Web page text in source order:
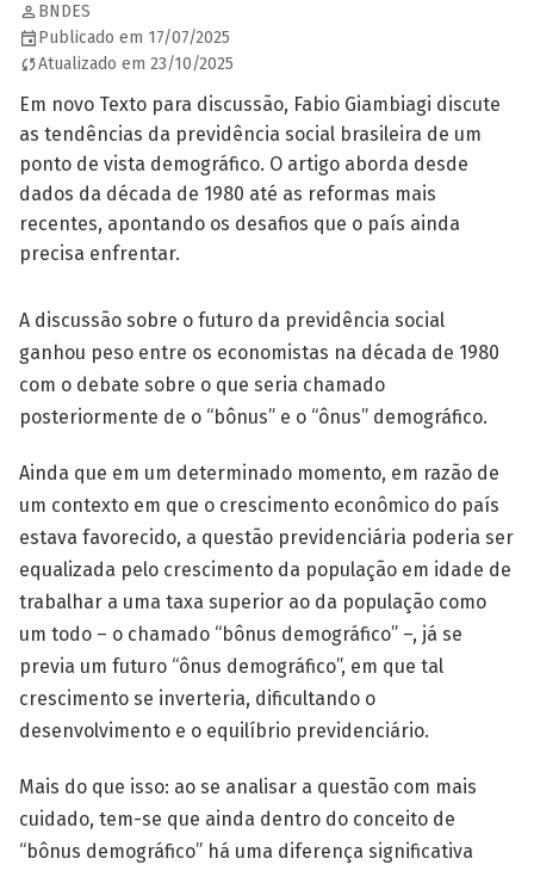
BNDES
Publicado em 17/07/2025
Atualizado em 23/10/2025
Em novo Texto para discussão, Fabio Giambiagi discute
as tendências da previdência social brasileira de um
ponto de vista demográfico. O artigo aborda desde
dados da década de 1980 até as reformas mais
recentes, apontando os desafios que o país ainda
precisa enfrentar.
A discussão sobre o futuro da previdência social
ganhou peso entre os economistas na década de 1980
com o debate sobre o que seria chamado
posteriormente de o “bônus” e o “ônus” demográfico.
Ainda que em um determinado momento, em razão de
um contexto em que o crescimento econômico do país
estava favorecido, a questão previdenciária poderia ser
equalizada pelo crescimento da população em idade de
trabalhar a uma taxa superior ao da população como
um todo – o chamado “bônus demográfico” –, já se
previa um futuro “ônus demográfico”, em que tal
crescimento se inverteria, dificultando o
desenvolvimento e o equilíbrio previdenciário.
Mais do que isso: ao se analisar a questão com mais
cuidado, tem-se que ainda dentro do conceito de
“bônus demográfico” há uma diferença significativa